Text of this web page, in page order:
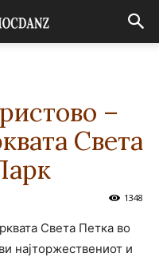
–
Света
1348
Света Петка во
најторжествениот и